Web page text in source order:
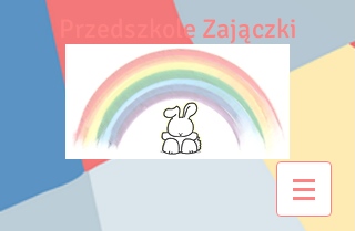
Przedszkole Zajączki